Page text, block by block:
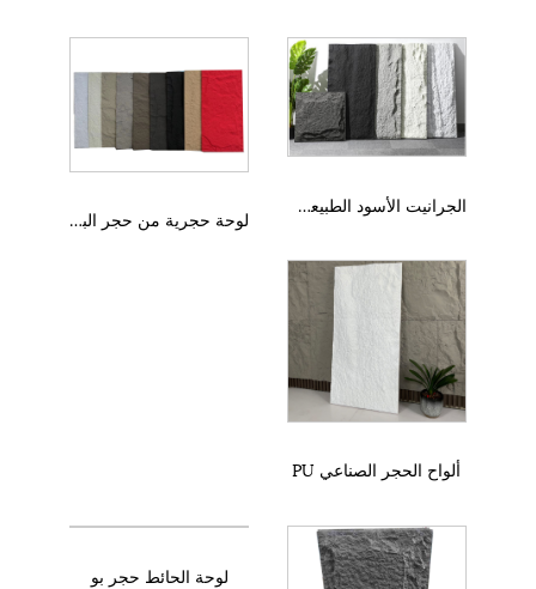
لوحة حجرية من حجر البولي يوريثان الصناعي
الجرانيت الأسود الطبيعي الكسوة الجدار فضفاضة انقسام الجدار الحجري الكبير
ألواح الحجر الصناعي PU
لوحة الحائط حجر بو